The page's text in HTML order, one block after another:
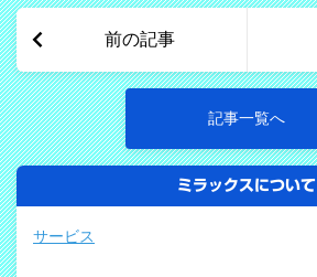
前の記事
記事一覧へ
ミラックスについて
サービス